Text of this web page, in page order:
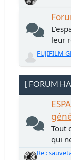
leur
FUJIFILM
[ FORUM
Tout
qui
Re :